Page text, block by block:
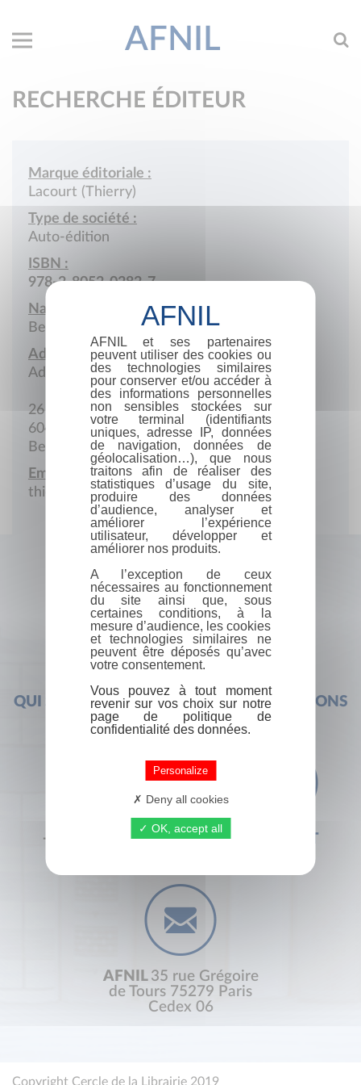
AFNIL
RECHERCHE ÉDITEUR
Marque éditoriale :
Lacourt (Thierry)
Type de société :
Auto-édition
ISBN :
978-2-8052-0282-7
Nationalité :
Belgique
Adresse :
Adresse postale
26 Rue de l'Armistice
6044 Roux
Belgique
Email :
thierry_lacourt@yahoo.com
QUI SOMMES-NOUS ?FOIRE AUX QUESTIONS
+33 (0) 1 44 41 29 19 CONTACT
AFNIL 35 rue Grégoire
de Tours 75279 Paris
Cedex 06
Copyright Cercle de la Librairie 2019
AFNIL et ses partenaires
peuvent utiliser des cookies ou
des technologies similaires
pour conserver et/ou accéder à
des informations personnelles
non sensibles stockées sur
votre terminal (identifiants
uniques, adresse IP, données
de navigation, données de
géolocalisation…), que nous
traitons afin de réaliser des
statistiques d’usage du site,
produire des données
d’audience, analyser et
améliorer l’expérience
utilisateur, développer et
améliorer nos produits.
A l’exception de ceux
nécessaires au fonctionnement
du site ainsi que, sous
certaines conditions, à la
mesure d’audience, les cookies
et technologies similaires ne
peuvent être déposés qu’avec
votre consentement.
Vous pouvez à tout moment
revenir sur vos choix sur notre
page de politique de
confidentialité des données.
Personalize
Deny all cookies
OK, accept all